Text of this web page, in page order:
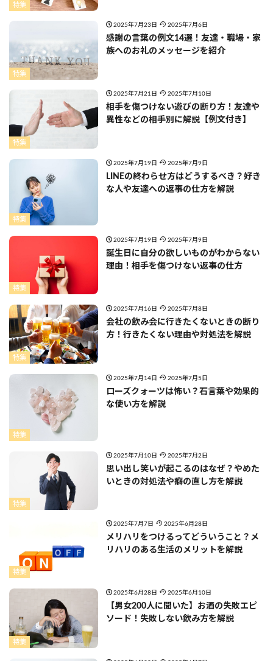
特集
特集
2025年7月23日 2025年7月6日
感謝の言葉の例文14選！友達・職場・家
族へのお礼のメッセージを紹介
特集
2025年7月21日 2025年7月10日
相手を傷つけない遊びの断り方！友達や
異性などの相手別に解説【例文付き】
特集
2025年7月19日 2025年7月9日
LINEの終わらせ方はどうするべき？好き
な人や友達への返事の仕方を解説
特集
2025年7月19日 2025年7月9日
誕生日に自分の欲しいものがわからない
理由！相手を傷つけない返事の仕方
特集
2025年7月16日 2025年7月8日
会社の飲み会に行きたくないときの断り
方！行きたくない理由や対処法を解説
特集
2025年7月14日 2025年7月5日
ローズクォーツは怖い？石言葉や効果的
な使い方を解説
特集
2025年7月10日 2025年7月2日
思い出し笑いが起こるのはなぜ？やめた
いときの対処法や癖の直し方を解説
特集
2025年7月7日 2025年6月28日
メリハリをつけるってどういうこと？メ
リハリのある生活のメリットを解説
特集
2025年6月28日 2025年6月10日
【男女200人に聞いた】お酒の失敗エピ
ソード！失敗しない飲み方を解説